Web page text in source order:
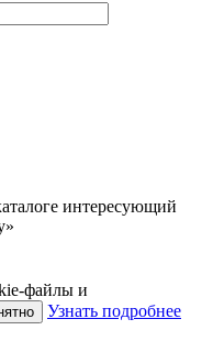
интересующий
файлы и
Узнать подробнее